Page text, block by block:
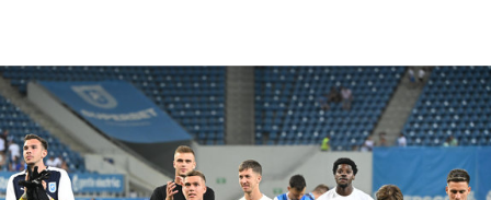
Kabuye i
s-a făcut
rău şi a
fost
na
Românie
i a cedat
inexplica
Ipoteza
lansată
înaintea
partidei: